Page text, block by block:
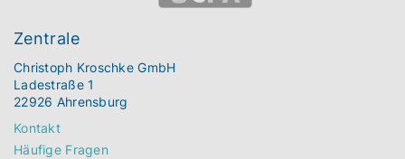
Zentrale
Christoph Kroschke GmbH
Ladestraße 1
22926 Ahrensburg
Kontakt
Häufige Fragen